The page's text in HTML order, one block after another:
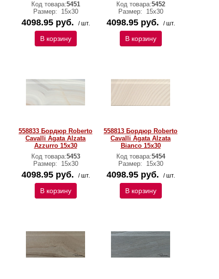
Код товара:5451
Размер:
15х30
4098.95 руб. / шт.
В корзину
Код товара:5452
Размер:
15х30
4098.95 руб. / шт.
В корзину
558833 Бордюр Roberto
Cavalli Agata Alzata
Azzurro 15x30
Код товара:5453
Размер:
15х30
4098.95 руб. / шт.
В корзину
558813 Бордюр Roberto
Cavalli Agata Alzata
Bianco 15x30
Код товара:5454
Размер:
15х30
4098.95 руб. / шт.
В корзину